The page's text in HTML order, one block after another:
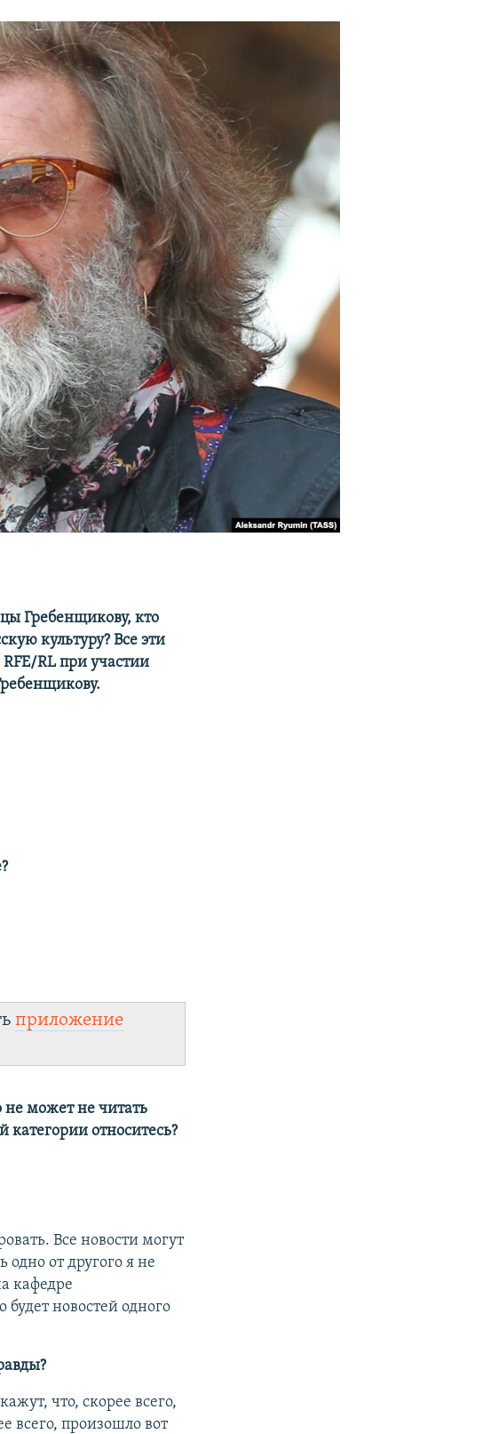
Гребенщикову, кто
культуру? Все эти
RL при участии
приложение
не может не читать
категории относитесь?
Все новости могут
от другого я не
кафедре
новостей одного
что, скорее всего,
всего, произошло вот